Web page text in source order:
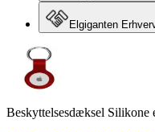
Elgiganten
Beskyttelsesdæksel Silikone